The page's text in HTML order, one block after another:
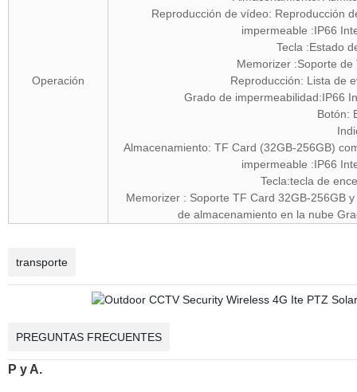
Operación
Reproducción de vídeo: Reproducción
impermeable :IP66
Tecla :Estado
Memorizer :Soporte
Reproducción: Lista de
Grado de impermeabilidad:IP66
Botón:
Almacenamiento: TF Card (32GB-256GB)
impermeable :IP66
Tecla:tecla de
Memorizer : Soporte TF Card 32GB-256GB
de almacenamiento en la nube
transporte
PREGUNTAS FRECUENTES
P y A.